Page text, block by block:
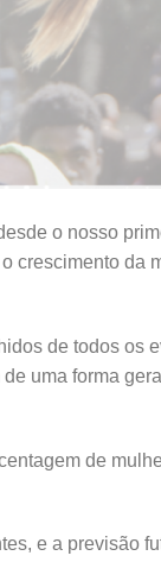
o nosso
crescimento da
de todos os
uma forma
de
e a previsão